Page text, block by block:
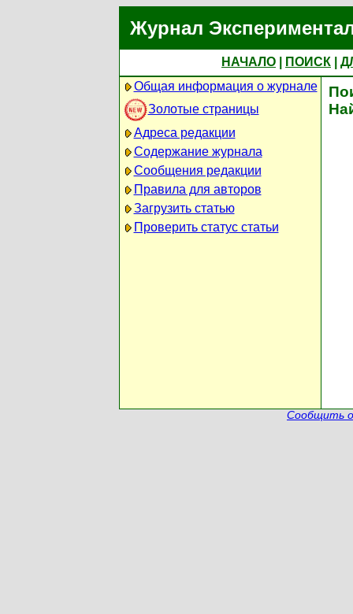
Журнал
НАЧАЛО ПОИСК
Общая информация о журнале
Золотые страницы
Адреса редакции
Содержание журнала
Сообщения редакции
Правила для авторов
Загрузить статью
Проверить статус статьи
Сообщить о